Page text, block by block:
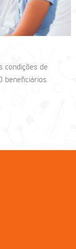
condições de
beneficiários.